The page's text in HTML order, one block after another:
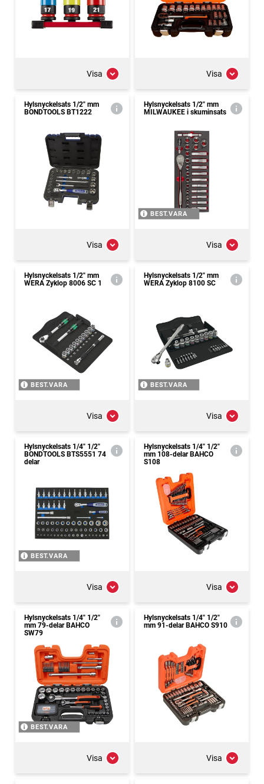
Visa Visa
Hylsnyckelsats 1/2" mm
BONDTOOLS BT1222
Visa
Hylsnyckelsats 1/2" mm
MILWAUKEE i skuminsats
BEST.VARA
Visa
Hylsnyckelsats 1/2" mm
WERA Zyklop 8006 SC 1
BEST.VARA
Visa
Hylsnyckelsats 1/2" mm
WERA Zyklop 8100 SC
BEST.VARA
Visa
Hylsnyckelsats 1/4" 1/2"
BONDTOOLS BTS5551 74
delar
BEST.VARA
Visa
Hylsnyckelsats 1/4" 1/2"
mm 108-delar BAHCO
S108
Visa
Hylsnyckelsats 1/4" 1/2"
mm 79-delar BAHCO
SW79
BEST.VARA
Visa
Hylsnyckelsats 1/4" 1/2"
mm 91-delar BAHCO S910
Visa